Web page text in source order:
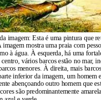
imagem:Esta é uma pintura que
imagem mostra uma praia com
à água. À esquerda, há uma
vários barcos estão no mar,
menores. À direita, mais
inferior da imagem, um homem
abençoando outro homem que
são predominantemente